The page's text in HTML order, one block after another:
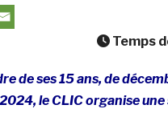
Temps
de ses 15 ans, de
le CLIC organise une